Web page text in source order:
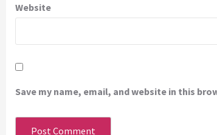
Website
Save my name, email, and website in this